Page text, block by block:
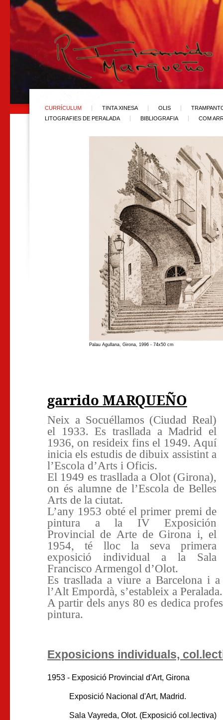
CURRÍCULUM TINTA XINESA OLIS
LITOGRAFIES DE PERALADA
BIBLIOGRAFIA COM
Palau Agullana, Girona, 1996 - 74x50 cm
garrido MARQUEÑO
Neix a Socuéllamos (Ciudad Real)
el 1933. Es trasllada a Madrid el
1936, on resideix fins el 1949. Aquí
inicia els estudis de dibuix assistint a
l’Escola d’Arts i Oficis.
El 1949 es trasllada a Olot (Girona),
on és alumne de l’Escola de Belles
Arts de la ciutat.
L’any 1953 obté el primer premi de
pintura a la IV Exposición
Provincial de Arte de Girona i, el
1954, té lloc la seva primera
exposició individual a la Sala
Francisco Armengol d’Olot.
Es trasllada a viure a Barcelona i
l’Alt Empordà, s’estableix a Peralada.
A partir dels anys 80 es dedica
pintura.
Exposicions individuals,
1953 - Exposició Provincial d'Art, Girona
Exposició Nacional d'Art, Madrid.
Sala Vayreda, Olot. (Exposició col.lectiva)